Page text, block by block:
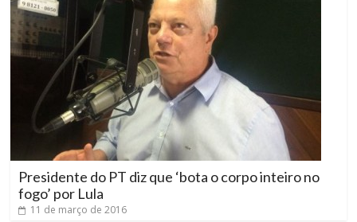
Presidente do PT diz que ‘bota o corpo inteiro no
fogo’ por Lula
11 de março de 2016